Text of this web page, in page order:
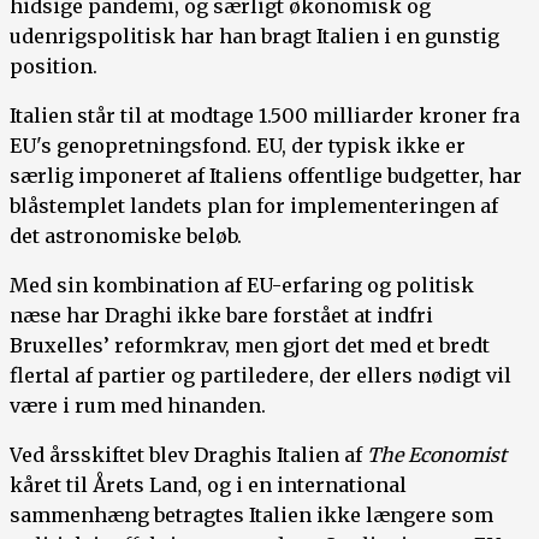
hidsige pandemi, og særligt økonomisk og
udenrigspolitisk har han bragt Italien i en gunstig
position.
Italien står til at modtage 1.500 milliarder kroner fra
EU's genopretningsfond. EU, der typisk ikke er
særlig imponeret af Italiens offentlige budgetter, har
blåstemplet landets plan for implementeringen af
det astronomiske beløb.
Med sin kombination af EU-erfaring og politisk
næse har Draghi ikke bare forstået at indfri
Bruxelles’ reformkrav, men gjort det med et bredt
flertal af partier og partiledere, der ellers nødigt vil
være i rum med hinanden.
Ved årsskiftet blev Draghis Italien af The Economist
kåret til Årets Land, og i en international
sammenhæng betragtes Italien ikke længere som